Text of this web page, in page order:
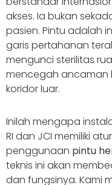
akses. Ia bukan
pasien. Pintu adalah
garis pertahanan
mengunci sterilitas
mencegah ancaman
koridor luar.
Inilah mengapa
RI dan JCI memiliki
penggunaan pintu
teknis ini akan
dan fungsinya. Kami